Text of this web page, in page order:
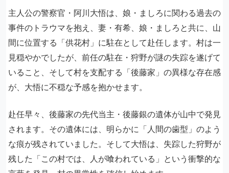
主人公の警察官・阿川大悟は、娘・ましろに関わる過去の
事件のトラウマを抱え、妻・有希、娘・ましろと共に、山
間に位置する「供花村」に駐在として赴任します。村は一
見穏やかでしたが、前任の駐在・狩野が謎の失踪を遂げて
いること、そして村を支配する「後藤家」の異様な存在感
が、大悟に不穏な予感を抱かせます。
赴任早々、後藤家の先代当主・後藤銀の遺体が山中で発見
されます。その遺体には、明らかに「人間の歯型」のよう
な痕が残されていました。そして大悟は、失踪した狩野が
残した「この村では、人が喰われている」という衝撃的な